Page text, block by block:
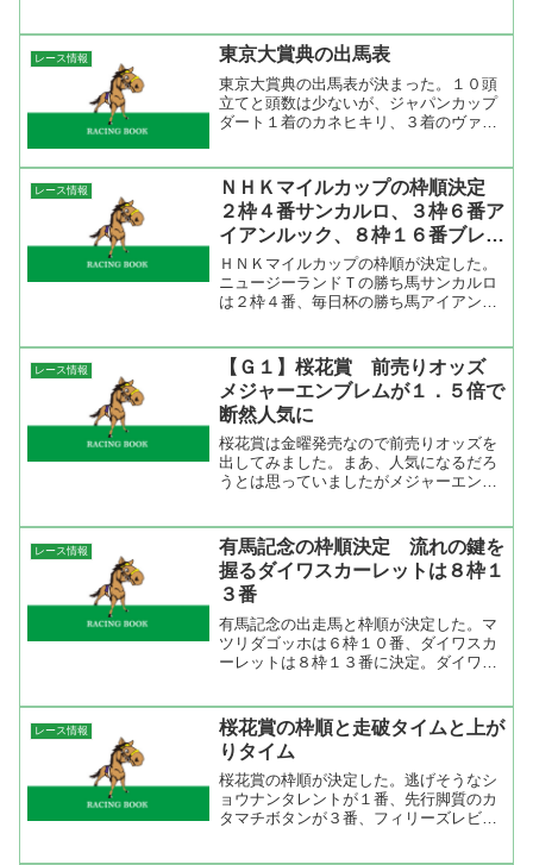
にオウケンブルースリ、７枠１５番にア
サクサキングスと内と外に分...
レース情報 東京大賞典の出馬表
東京大賞典の出馬表が決まった。１０頭
立てと頭数は少ないが、ジャパンカップ
ダート１着のカネヒキリ、３着のヴァー
に武豊、サクセスブロッケンに内田博幸
が騎乗。大井を知り尽くし...
レース情報
ＮＨＫマイルカップの枠順決定
２枠４番サンカルロ、３枠６番ア
イアンルック、８枠１６番ブレイ
クランアウト
ＨＮＫマイルカップの枠順が決定した。
ニュージーランドＴの勝ち馬サンカルロ
は２枠４番、毎日杯の勝ち馬アイアンル
去１３年のＮＨＫマイルカップの出目を
出してみましたが、これを...
レース情報
【Ｇ１】桜花賞 前売りオッズ
メジャーエンブレムが１．５倍で
断然人気に
桜花賞は金曜発売なので前売りオッズを
出してみました。まあ、人気になるだろ
うとは思っていましたがメジャーエンブ
と入っています。時間が経つにつれてオ
ッズも上がっていくでしょ...
レース情報
有馬記念の枠順決定 流れの鍵を
握るダイワスカーレットは８枠１
３番
有馬記念の出走馬と枠順が決定した。マ
ツリダゴッホは６枠１０番、ダイワスカ
ーレットは８枠１３番に決定。ダイワス
う。というのも、ダイワスカーレットは
外枠なので内をみながらじわ...
レース情報
桜花賞の枠順と走破タイムと上が
りタイム
桜花賞の枠順が決定した。逃げそうなシ
ョウナンタレントが１番、先行脚質のカ
タマチボタンが３番、フィリーズレビュ